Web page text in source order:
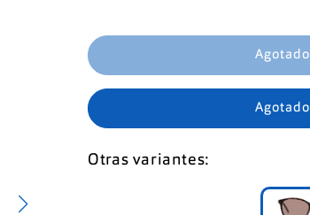
Agotado
Agotado
Otras variantes: